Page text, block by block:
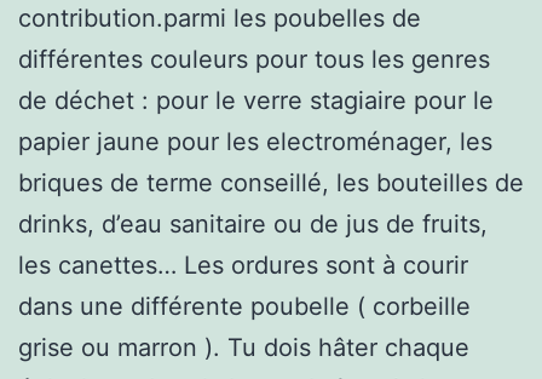
contribution.parmi les poubelles de
différentes couleurs pour tous les genres
de déchet : pour le verre stagiaire pour le
papier jaune pour les electroménager, les
briques de terme conseillé, les bouteilles de
drinks, d’eau sanitaire ou de jus de fruits,
les canettes… Les ordures sont à courir
dans une différente poubelle ( corbeille
grise ou marron ). Tu dois hâter chaque